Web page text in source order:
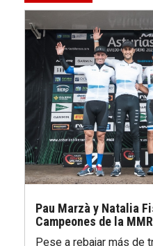
Pau Marzà y Natalia
Campeones de la
Pese a rebajar más de